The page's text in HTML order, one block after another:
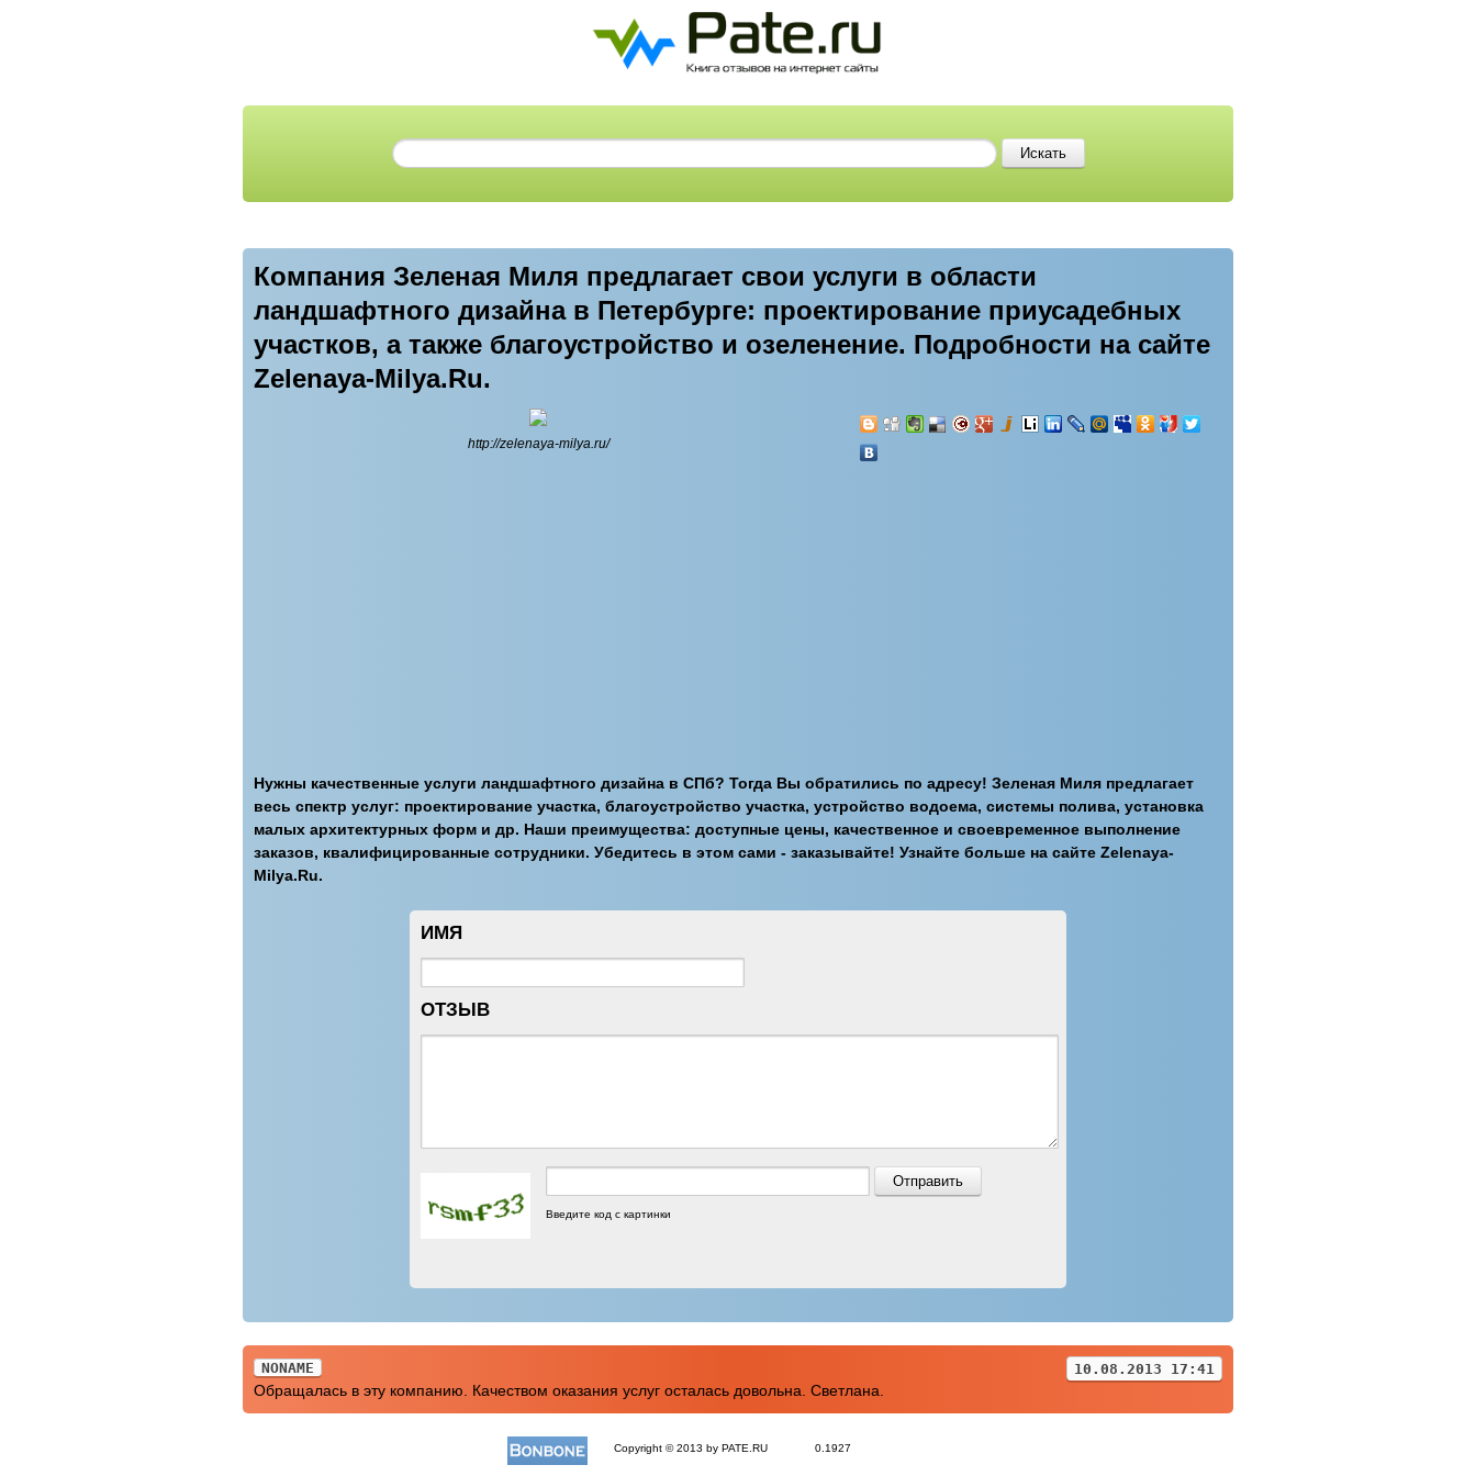
Компания Зеленая Миля предлагает свои услуги в области
ландшафтного дизайна в Петербурге: проектирование приусадебных
участков, а также благоустройство и озеленение. Подробности на сайте
Zelenaya-Milya.Ru.
http://zelenaya-milya.ru/
Нужны качественные услуги ландшафтного дизайна в СПб? Тогда Вы обратились по адресу! Зеленая Миля предлагает
весь спектр услуг: проектирование участка, благоустройство участка, устройство водоема, системы полива, установка
малых архитектурных форм и др. Наши преимущества: доступные цены, качественное и своевременное выполнение
заказов, квалифицированные сотрудники. Убедитесь в этом сами - заказывайте! Узнайте больше на сайте Zelenaya-
Milya.Ru.
ИМЯ
ОТЗЫВ
Введите код с картинки
NONAME 10.08.2013 17:41
Обращалась в эту компанию. Качеством оказания услуг осталась довольна. Светлана.
Copyright © 2013 by PATE.RU 0.1927